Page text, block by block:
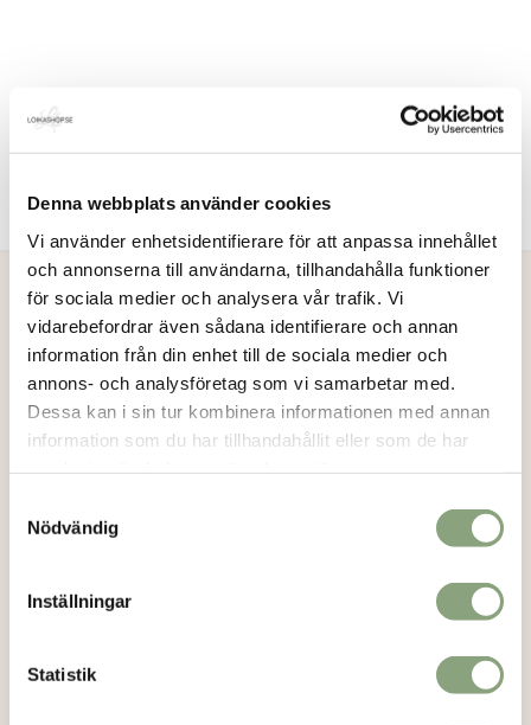
Denna webbplats använder cookies
Vi använder enhetsidentifierare för att anpassa innehållet
och annonserna till användarna, tillhandahålla funktioner
för sociala medier och analysera vår trafik. Vi
vidarebefordrar även sådana identifierare och annan
information från din enhet till de sociala medier och
annons- och analysföretag som vi samarbetar med.
Dessa kan i sin tur kombinera informationen med annan
information som du har tillhandahållit eller som de har
Nödvändig
Inställningar
Statistik
Loikashop.se
Loikashop är en e-handel som drivs av en familj i Göteborg.
Loikashop är ett eget varumärke och produkterna som säljs
Kontakt
0736-858626
Instagram